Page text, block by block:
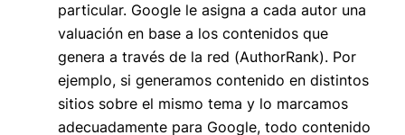
particular. Google le asigna a cada autor una
valuación en base a los contenidos que
genera a través de la red (AuthorRank). Por
ejemplo, si generamos contenido en distintos
sitios sobre el mismo tema y lo marcamos
adecuadamente para Google, todo contenido